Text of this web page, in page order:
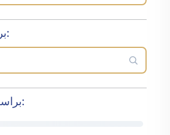
براساس نام هتل:
براساس قیمت ریال: